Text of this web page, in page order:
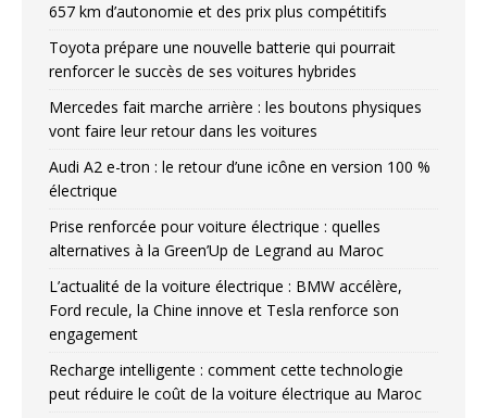
657 km d’autonomie et des prix plus compétitifs
Toyota prépare une nouvelle batterie qui pourrait
renforcer le succès de ses voitures hybrides
Mercedes fait marche arrière : les boutons physiques
vont faire leur retour dans les voitures
Audi A2 e-tron : le retour d’une icône en version 100 %
électrique
Prise renforcée pour voiture électrique : quelles
alternatives à la Green’Up de Legrand au Maroc
L’actualité de la voiture électrique : BMW accélère,
Ford recule, la Chine innove et Tesla renforce son
engagement
Recharge intelligente : comment cette technologie
peut réduire le coût de la voiture électrique au Maroc